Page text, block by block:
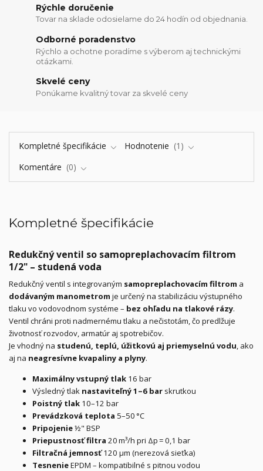
Rýchle doručenie
Tovar na sklade odosielame do 24 hodín od objednania.
Odborné poradenstvo
Rýchlo a ochotne poradíme s výberom aj technickými
otázkami.
Skvelé ceny
Ponúkame kvalitný tovar za skvelé ceny
Kompletné špecifikácie Hodnotenie
1
Komentáre
0
Kompletné špecifikácie
Redukčný ventil so samopreplachovacím filtrom
1/2" – studená voda
Redukčný ventil s integrovaným samopreplachovacím filtrom a
dodávaným manometrom je určený na stabilizáciu výstupného
tlaku vo vodovodnom systéme – bez ohľadu na tlakové rázy.
Ventil chráni proti nadmernému tlaku a nečistotám, čo predlžuje
životnosť rozvodov, armatúr aj spotrebičov.
Je vhodný na studenú, teplú, úžitkovú aj priemyselnú vodu, ako
aj na neagresívne kvapaliny a plyny.
Maximálny vstupný tlak 16 bar
Výsledný tlak nastaviteľný 1–6 bar skrutkou
Poistný tlak 10–12 bar
Prevádzková teplota 5–50 °C
Pripojenie½" BSP
Priepustnosť filtra 20 m³/h pri Δp = 0,1 bar
Filtračná jemnosť120 µm (nerezová sieťka)
TesnenieEPDM – kompatibilné s pitnou vodou